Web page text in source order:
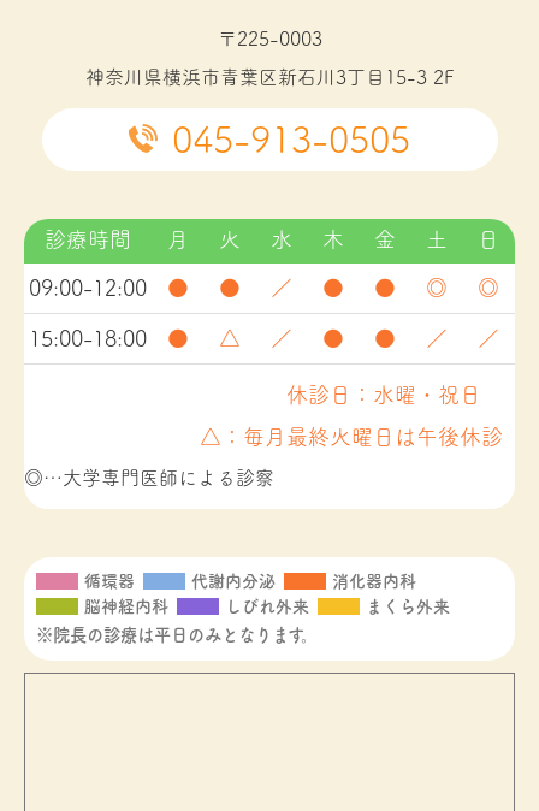
〒225-0003
神奈川県横浜市青葉区新石川3丁目15-3 2F
045-913-0505
診療時間 月 火 水 木 金 土 日
09:00-12:00 ● ● ／ ● ● ◎ ◎
15:00-18:00 ● △ ／ ● ● ／ ／
休診日：水曜・祝日
△：毎月最終火曜日は午後休診
◎…大学専門医師による診察
循環器 代謝内分泌
消化器内科
脳神経内科
しびれ外来 まくら外来
※院長の診療は平日のみとなります。